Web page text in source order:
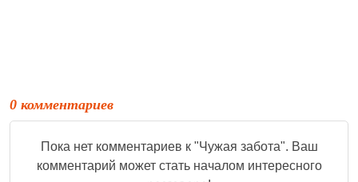
0 комментариев
Пока нет комментариев к "Чужая забота". Ваш
комментарий может стать началом интересного